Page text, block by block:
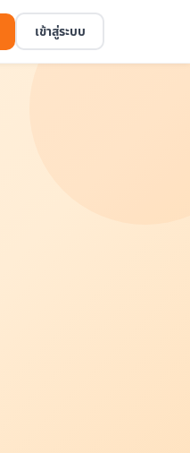
เข้าสู่ระบบ